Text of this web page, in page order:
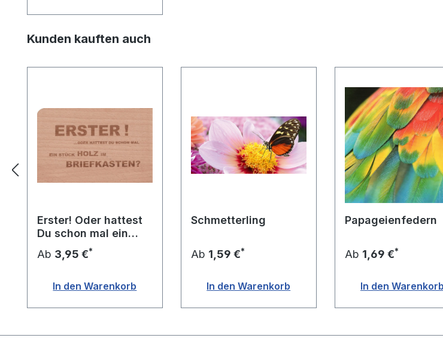
Produktgalerie überspringen
Kunden kauften auch
Erster! Oder hattest
Du schon mal ein
Stück Holz im ...?
Ab 3,95 €*
In den Warenkorb
Schmetterling
Ab 1,59 €*
In den Warenkorb
Papageienfedern
Ab 1,69 €*
In den Warenkorb